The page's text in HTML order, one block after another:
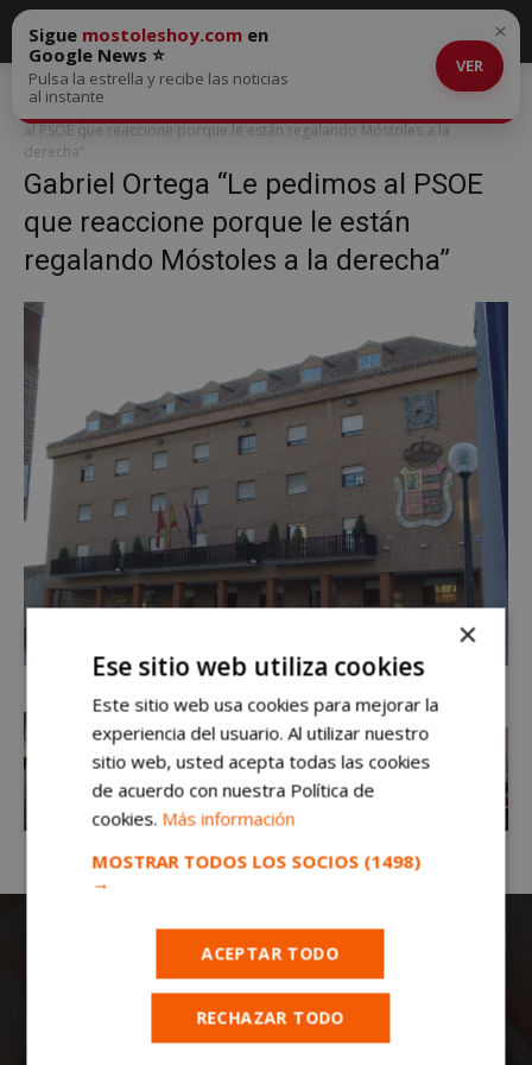
Inicio
Gabriel Ortega “Le pedimos al PSOE que reaccione porque le
están regalando Móstoles a la derecha”
al PSOE que reaccione porque le están regalando Móstoles a la
derecha”
Gabriel Ortega “Le pedimos al PSOE
que reaccione porque le están
regalando Móstoles a la derecha”
Sigue mostoleshoy.com en
Google News ⭐
Pulsa la estrella y recibe las noticias
al instante
VER
×
×
Ese sitio web utiliza cookies
Este sitio web usa cookies para mejorar la
experiencia del usuario. Al utilizar nuestro
sitio web, usted acepta todas las cookies
de acuerdo con nuestra Política de
cookies. Más información
MOSTRAR TODOS LOS SOCIOS (1498)
→
ACEPTAR TODO
RECHAZAR TODO